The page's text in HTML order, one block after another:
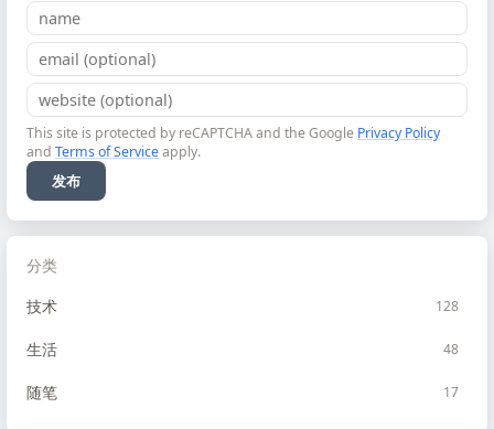
分类
技术
128
生活 48
随笔 17
This site is protected by reCAPTCHA and the Google Privacy Policy
and Terms of Serviceapply.
发布